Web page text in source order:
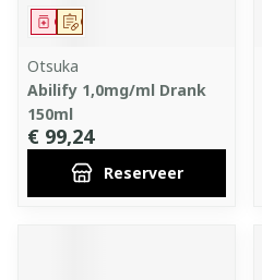
Op voorschrift
Geneesmiddel
Otsuka
Abilify 1,0mg/ml Drank
150ml
€ 99,24
Reserveer